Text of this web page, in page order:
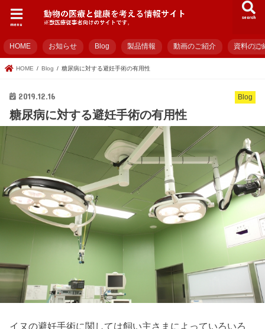
search
menu
HOME お知らせ Blog 製品情報 動画のご紹介 資料のご
HOME Blog 糖尿病に対する避妊手術の有用性
Blog
2019.12.16
糖尿病に対する避妊手術の有用性
イヌの避妊手術に関しては飼い主さまによっていろいろ